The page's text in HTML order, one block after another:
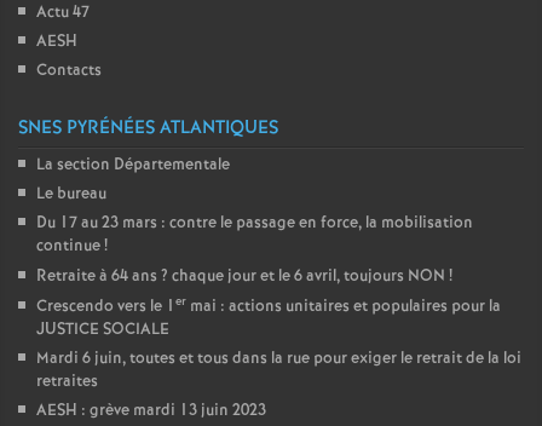
Actu 47
AESH
Contacts
SNES PYRÉNÉES ATLANTIQUES
La section Départementale
Le bureau
Du 17 au 23 mars : contre le passage en force, la mobilisation
continue!
Retraite à 64 ans ? chaque jour et le 6 avril, toujours NON !
Crescendo vers le 1 er mai : actions unitaires et populaires pour la
JUSTICE SOCIALE
Mardi 6 juin, toutes et tous dans la rue pour exiger le retrait de la loi
retraites
AESH : grève mardi 13 juin 2023